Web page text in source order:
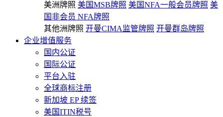
美洲牌照 美国MSB牌照 美国NFA一般会员牌照 美
国非会员 NFA牌照
其他洲牌照 开曼CIMA监管牌照 开曼群岛牌照
企业增值服务
国内公证
国际公证
平台入驻
全球商标注册
新加坡 EP 续签
美国ITIN税号